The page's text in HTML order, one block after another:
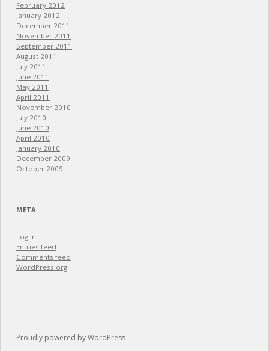
February 2012
January 2012
December 2011
November 2011
September 2011
August 2011
July 2011
June 2011
May 2011
April 2011
November 2010
July 2010
June 2010
April 2010
January 2010
December 2009
October 2009
META
Log in
Entries feed
Comments feed
WordPress.org
Proudly powered by WordPress